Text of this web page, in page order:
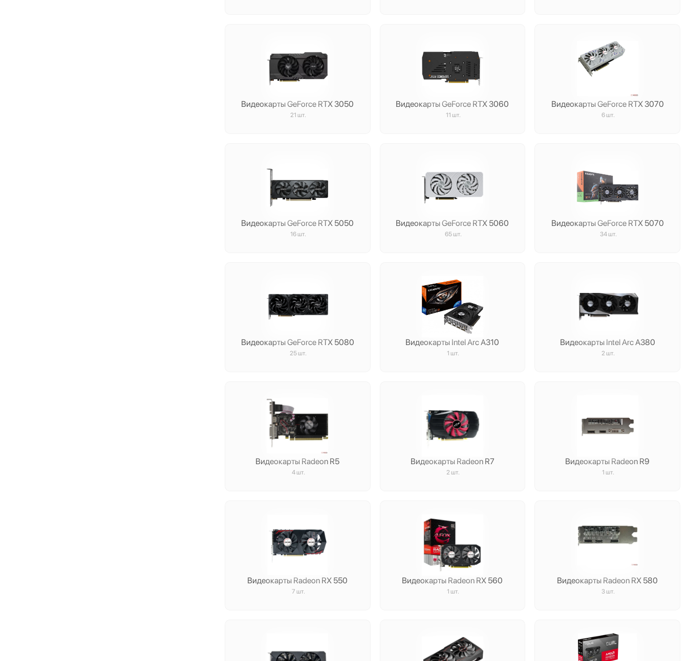
Видеокарты GeForce RTX 3050
21 шт.
Видеокарты GeForce RTX 3060
11 шт.
Видеокарты GeForce RTX 3070
6 шт.
Видеокарты GeForce RTX 5050
16 шт.
Видеокарты GeForce RTX 5060
65 шт.
Видеокарты GeForce RTX 5070
34 шт.
Видеокарты GeForce RTX 5080
25 шт.
Видеокарты Intel Arc A310
1 шт.
Видеокарты Intel Arc A380
2 шт.
Видеокарты Radeon R5
4 шт.
Видеокарты Radeon R7
2 шт.
Видеокарты Radeon R9
1 шт.
Видеокарты Radeon RX 550
7 шт.
Видеокарты Radeon RX 560
1 шт.
Видеокарты Radeon RX 580
3 шт.